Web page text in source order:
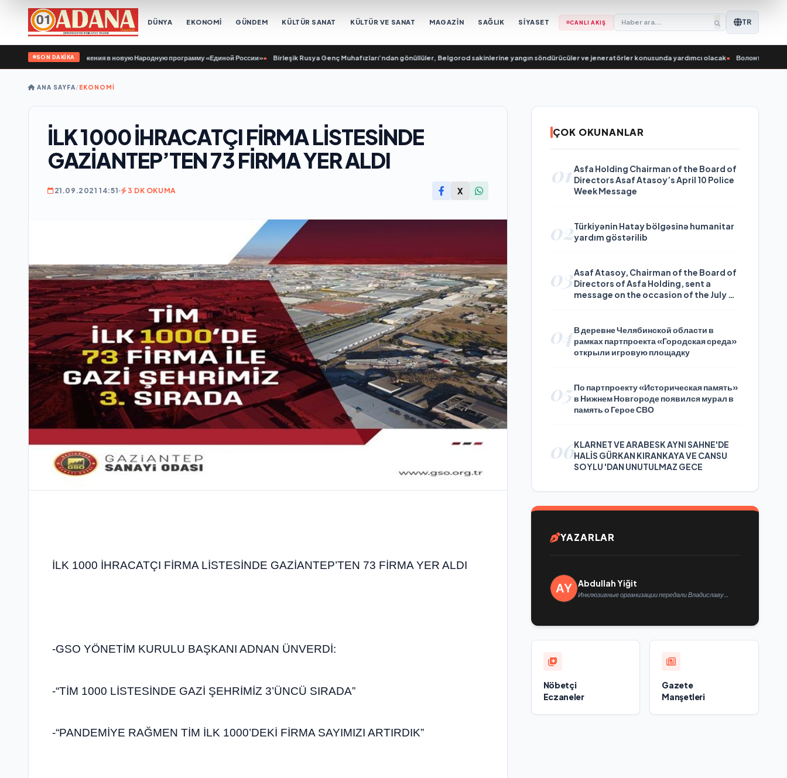
DÜNYA EKONOMİ GÜNDEM KÜLTÜR SANAT KÜLTÜR VE SANAT MAGAZİN SAĞLIK SİYASET CANLI AKIŞ TR
SON DAKİKA
Головину предложения в новую Народную программу «Единой России»• Birleşik Rusya Genç Muhafızları’ndan gönüllüler, Belgorod sakinlerine yangın söndürücüler ve jeneratörler konusunda yardımcı olacak• Волонтёры «Молодой
ANA SAYFA/EKONOMİ
İLK 1000 İHRACATÇI FİRMA LİSTESİNDE
GAZİANTEP’TEN 73 FİRMA YER ALDI
21.09.2021 14:51 3 DK OKUMA X
İLK 1000 İHRACATÇI FİRMA LİSTESİNDE GAZİANTEP’TEN 73 FİRMA YER ALDI
-GSO YÖNETİM KURULU BAŞKANI ADNAN ÜNVERDİ:
-“TİM 1000 LİSTESİNDE GAZİ ŞEHRİMİZ 3’ÜNCÜ SIRADA”
-“PANDEMİYE RAĞMEN TİM İLK 1000’DEKİ FİRMA SAYIMIZI ARTIRDIK”
ÇOK OKUNANLAR
01 Asfa Holding Chairman of the Board of
Directors Asaf Atasoy’s April 10 Police
Week Message
02Türkiyənin Hatay bölgəsinə humanitar
yardım göstərilib
03Asaf Atasoy, Chairman of the Board of
Directors of Asfa Holding, sent a
message on the occasion of the July 24
04В деревне Челябинской области в
рамках партпроекта «Городская среда»
открыли игровую площадку
05 По партпроекту «Историческая память»
в Нижнем Новгороде появился мурал в
память о Герое СВО
06KLARNET VE ARABESK AYNI SAHNE'DE
HALİS GÜRKAN KIRANKAYA VE CANSU
SOYLU 'DAN UNUTULMAZ GECE
YAZARLAR
Abdullah Yiğit
Инклюзивные организации передали Владиславу
Nöbetçi
Eczaneler
Gazete
Manşetleri